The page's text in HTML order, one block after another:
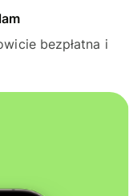
bezpłatna i